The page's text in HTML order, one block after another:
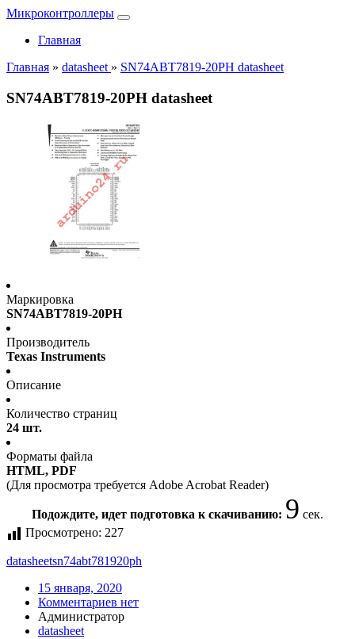
Микроконтроллеры
Главная
Главная » datasheet » SN74ABT7819-20PH datasheet
SN74ABT7819-20PH datasheet
Маркировка
SN74ABT7819-20PH
Производитель
Texas Instruments
Описание
Количество страниц
24 шт.
Форматы файла
HTML, PDF
(Для просмотра требуется Adobe Acrobat Reader)
Подождите, идет подготовка к скачиванию: 9 сек.
Просмотрено: 227
datasheetsn74abt781920ph
15 января, 2020
Комментариев нет
Администратор
datasheet